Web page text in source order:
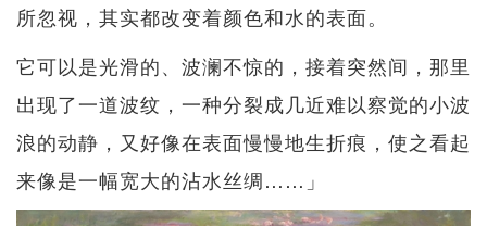
所忽视，其实都改变着颜色和水的表面。
它可以是光滑的、波澜不惊的，接着突然间，那里
出现了一道波纹，一种分裂成几近难以察觉的小波
浪的动静，又好像在表面慢慢地生折痕，使之看起
来像是一幅宽大的沾水丝绸……」